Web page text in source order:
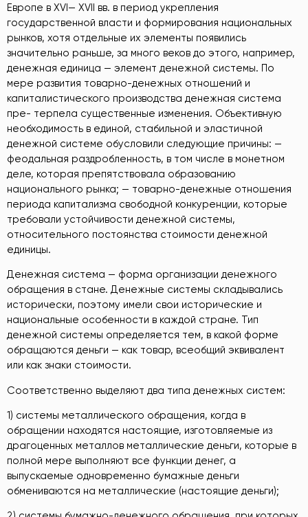
Европе в XVI— XVII вв. в период укрепления
государственной власти и формирования национальных
рынков, хотя отдельные их элементы появились
значительно раньше, за много веков до этого, например,
денежная единица — элемент денежной системы. По
мере развития товарно-денежных отношений и
капиталистического производства денежная система
пре- терпела существенные изменения. Объективную
необходимость в единой, стабильной и эластичной
денежной системе обусловили следующие причины: —
феодальная раздробленность, в том числе в монетном
деле, которая препятствовала образованию
национального рынка; — товарно-денежные отношения
периода капитализма свободной конкуренции, которые
требовали устойчивости денежной системы,
относительного постоянства стоимости денежной
единицы.
Денежная система — форма организации денежного
обращения в стане. Денежные системы складывались
исторически, поэтому имели свои исторические и
национальные особенности в каждой стране. Тип
денежной системы определяется тем, в какой форме
обращаются деньги — как товар, всеобщий эквивалент
или как знаки стоимости.
Соответственно выделяют два типа денежных систем:
1) системы металлического обращения, когда в
обращении находятся настоящие, изготовляемые из
драгоценных металлов металлические деньги, которые в
полной мере выполняют все функции денег, а
выпускаемые одновременно бумажные деньги
обмениваются на металлические (настоящие деньги);